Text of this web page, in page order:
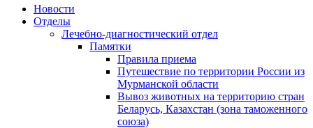
Новости
Отделы
Лечебно-диагностический отдел
Памятки
Правила приема
Путешествие по территории России из
Мурманской области
Вывоз животных на территорию стран
Беларусь, Казахстан (зона таможенного
союза)